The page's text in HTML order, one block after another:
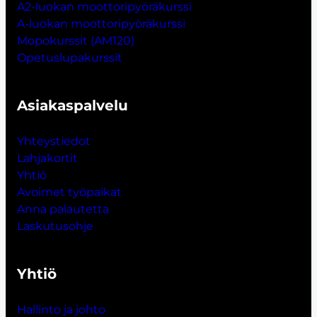
A2-luokan moottoripyöräkurssi
A-luokan moottoripyöräkurssi
Mopokurssit (AM120)
Opetuslupakurssit
Asiakaspalvelu
Yhteystiedot
Lahjakortit
Yhtiö
Avoimet työpaikat
Anna palautetta
Laskutusohje
Yhtiö
Hallinto ja johto